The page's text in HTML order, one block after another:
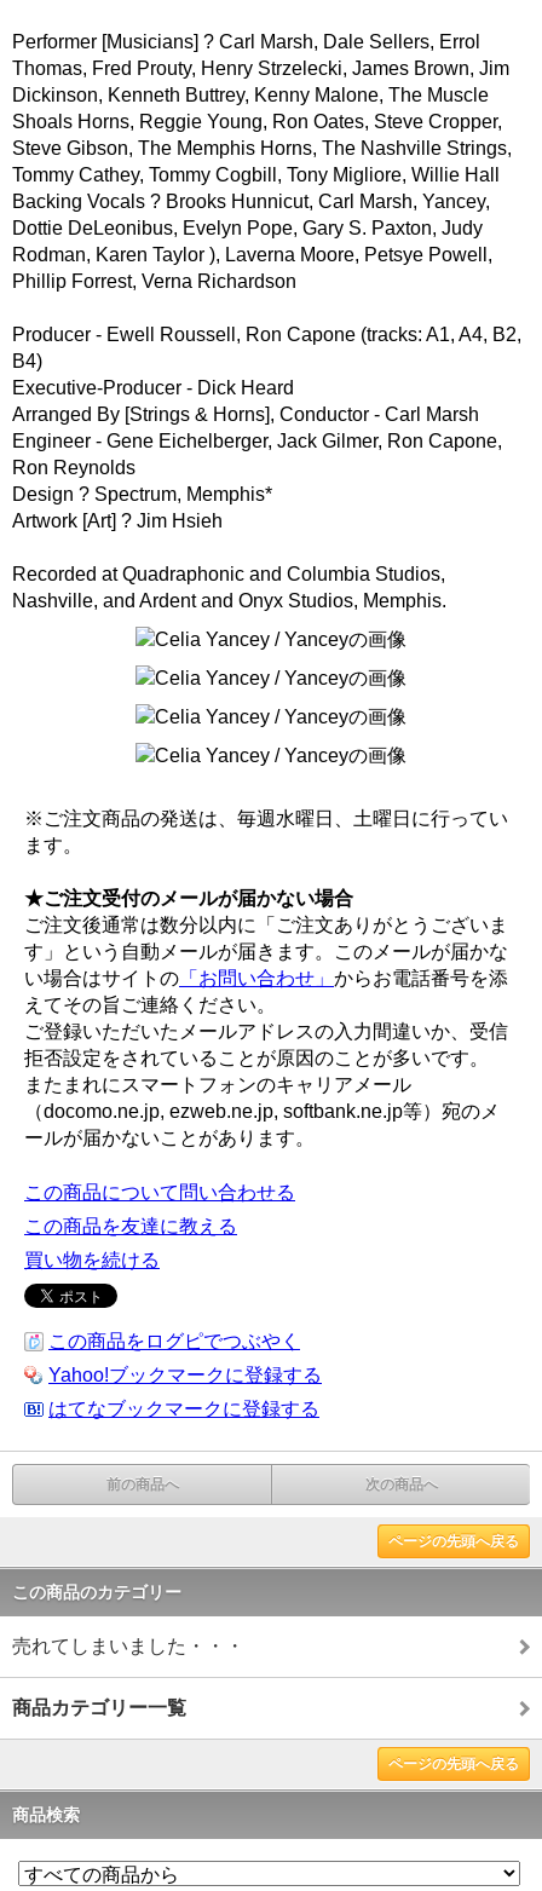
Performer [Musicians] ? Carl Marsh, Dale Sellers, Errol
Thomas, Fred Prouty, Henry Strzelecki, James Brown, Jim
Dickinson, Kenneth Buttrey, Kenny Malone, The Muscle
Shoals Horns, Reggie Young, Ron Oates, Steve Cropper,
Steve Gibson, The Memphis Horns, The Nashville Strings,
Tommy Cathey, Tommy Cogbill, Tony Migliore, Willie Hall
Backing Vocals ? Brooks Hunnicut, Carl Marsh, Yancey,
Dottie DeLeonibus, Evelyn Pope, Gary S. Paxton, Judy
Rodman, Karen Taylor ), Laverna Moore, Petsye Powell,
Phillip Forrest, Verna Richardson
Producer - Ewell Roussell, Ron Capone (tracks: A1, A4, B2,
B4)
Executive-Producer - Dick Heard
Arranged By [Strings & Horns], Conductor - Carl Marsh
Engineer - Gene Eichelberger, Jack Gilmer, Ron Capone,
Ron Reynolds
Design ? Spectrum, Memphis*
Artwork [Art] ? Jim Hsieh
Recorded at Quadraphonic and Columbia Studios,
Nashville, and Ardent and Onyx Studios, Memphis.
※ご注文商品の発送は、毎週水曜日、土曜日に行ってい
ます。
★ご注文受付のメールが届かない場合
ご注文後通常は数分以内に「ご注文ありがとうございま
す」という自動メールが届きます。このメールが届かな
い場合はサイトの 「お問い合わせ」 からお電話番号を添
えてその旨ご連絡ください。
ご登録いただいたメールアドレスの入力間違いか、受信
拒否設定をされていることが原因のことが多いです。
またまれにスマートフォンのキャリアメール
（docomo.ne.jp, ezweb.ne.jp, softbank.ne.jp等）宛のメ
ールが届かないことがあります。
この商品について問い合わせる
この商品を友達に教える
買い物を続ける
この商品をログピでつぶやく
Yahoo!ブックマークに登録する
はてなブックマークに登録する
前の商品へ 次の商品へ
ページの先頭へ戻る
この商品のカテゴリー
売れてしまいました・・・
商品カテゴリー一覧
ページの先頭へ戻る
商品検索